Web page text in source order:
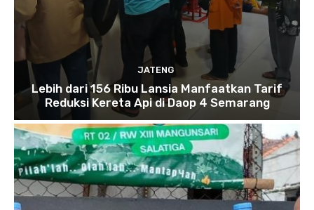
JATENG
Lebih dari 156 Ribu Lansia Manfaatkan Tarif
Reduksi Kereta Api di Daop 4 Semarang